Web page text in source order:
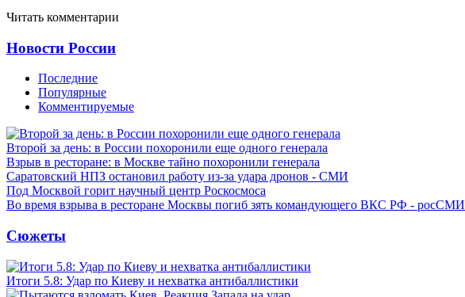
Читать комментарии
Новости России
Последние
Популярные
Комментируемые
Второй за день: в России похоронили еще одного генерала
Взрыв в ресторане: в Москве тайно похоронили генерала
Саратовский НПЗ остановил работу из-за удара дронов - СМИ
Под Москвой горит научный центр Роскосмоса
Во время взрыва в ресторане Москвы погиб зять командующего ВКС РФ - росСМИ
Сюжеты
Итоги 5.8: Удар по Киеву и нехватка антибаллистики